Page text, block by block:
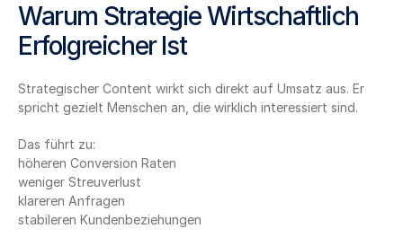
Warum Strategie Wirtschaftlich
Erfolgreicher Ist
Strategischer Content wirkt sich direkt auf Umsatz aus. Er
spricht gezielt Menschen an, die wirklich interessiert sind.
Das führt zu:
höheren Conversion Raten
weniger Streuverlust
klareren Anfragen
stabileren Kundenbeziehungen